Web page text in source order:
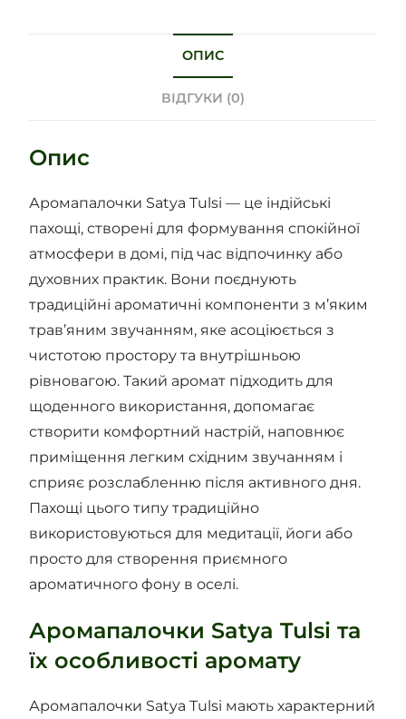
ОПИС
ВІДГУКИ (0)
Опис
Аромапалочки Satya Tulsi — це індійські
пахощі, створені для формування спокійної
атмосфери в домі, під час відпочинку або
духовних практик. Вони поєднують
традиційні ароматичні компоненти з м’яким
трав’яним звучанням, яке асоціюється з
чистотою простору та внутрішньою
рівновагою. Такий аромат підходить для
щоденного використання, допомагає
створити комфортний настрій, наповнює
приміщення легким східним звучанням і
сприяє розслабленню після активного дня.
Пахощі цього типу традиційно
використовуються для медитації, йоги або
просто для створення приємного
ароматичного фону в оселі.
Аромапалочки Satya Tulsi та
їх особливості аромату
Аромапалочки Satya Tulsi мають характерний